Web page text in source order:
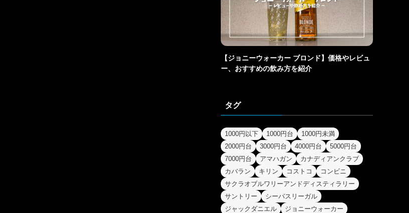
【ジョニーウォーカー ブロンド】価格やレビュ
ー、おすすめの飲み方を紹介
タグ
1000円以下 1000円台
1000円未満
2000円台
3000円台 4000円台
5000円台
7000円台
アマハガン
カナディアンクラブ
カバラン
キリン コストコ
コンビニ
サクラオブルワリーアンドディスティラリー
サントリー
シーバスリーガル
ジャックダニエル
ジョニーウォーカー